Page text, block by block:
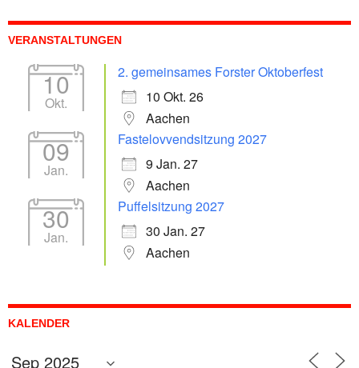
VERANSTALTUNGEN
10
Okt.
2. gemeinsames Forster Oktoberfest
10 Okt. 26
Aachen
09
Jan.
Fastelovvendsitzung 2027
9 Jan. 27
Aachen
30
Jan.
Puffelsitzung 2027
30 Jan. 27
Aachen
KALENDER